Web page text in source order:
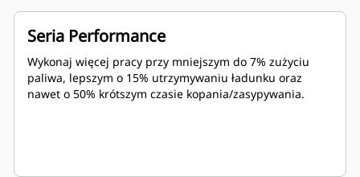
Seria Performance
Wykonaj więcej pracy przy mniejszym do 7% zużyciu
paliwa, lepszym o 15% utrzymywaniu ładunku oraz
nawet o 50% krótszym czasie kopania/zasypywania.